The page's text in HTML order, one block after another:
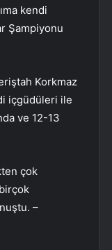
kendi
Şampiyonu
Korkmaz
içgüdüleri ile
ve 12-13
çok
–